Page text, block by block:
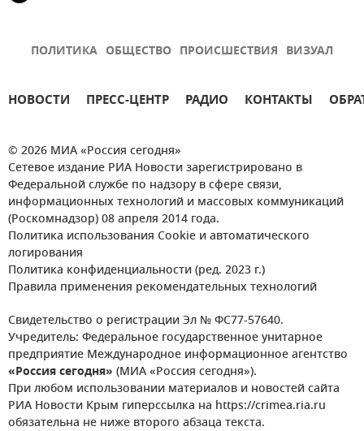
ПОЛИТИКА ОБЩЕСТВО ПРОИСШЕСТВИЯ ВИЗУАЛ
НОВОСТИ ПРЕСС-ЦЕНТР РАДИО КОНТАКТЫ
© 2026 МИА «Россия сегодня»
Сетевое издание РИА Новости зарегистрировано в
Федеральной службе по надзору в сфере связи,
информационных технологий и массовых коммуникаций
(Роскомнадзор) 08 апреля 2014 года.
Политика использования Cookie и автоматического
логирования
Политика конфиденциальности (ред. 2023 г.)
Правила применения рекомендательных технологий
Свидетельство о регистрации Эл № ФС77-57640.
Учредитель: Федеральное государственное унитарное
предприятие Международное информационное агентство
«Россия сегодня» (МИА «Россия сегодня»).
При любом использовании материалов и новостей сайта
РИА Новости Крым гиперссылка на https://crimea.ria.ru
обязательна не ниже второго абзаца текста.